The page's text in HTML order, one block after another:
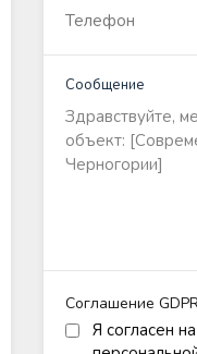
Сообщение
Соглашение
Я согласен